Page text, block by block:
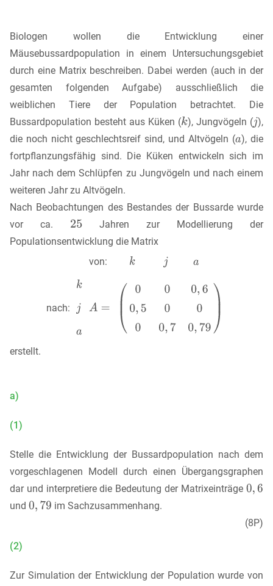
Biologen wollen die Entwicklung einer
Mäusebussardpopulation in einem Untersuchungsgebiet
durch eine Matrix beschreiben. Dabei werden (auch in der
gesamten folgenden Aufgabe) ausschließlich die
weiblichen Tiere der Population betrachtet. Die
Bussardpopulation besteht aus Küken ( ), Jungvögeln ( ),
die noch nicht geschlechtsreif sind, und Altvögeln ( ), die
fortpflanzungsfähig sind. Die Küken entwickeln sich im
Jahr nach dem Schlüpfen zu Jungvögeln und nach einem
weiteren Jahr zu Altvögeln.
Nach Beobachtungen des Bestandes der Bussarde wurde
vor ca.
Jahren zur Modellierung der
Populationsentwicklung die Matrix
von:
nach:
erstellt.
a)
(1)
Stelle die Entwicklung der Bussardpopulation nach dem
vorgeschlagenen Modell durch einen Übergangsgraphen
dar und interpretiere die Bedeutung der Matrixeinträge
und
im Sachzusammenhang.
(8P)
(2)
Zur Simulation der Entwicklung der Population wurde von